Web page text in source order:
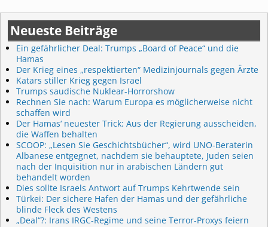
Neueste Beiträge
Ein gefährlicher Deal: Trumps „Board of Peace“ und die
Hamas
Der Krieg eines „respektierten“ Medizinjournals gegen Ärzte
Katars stiller Krieg gegen Israel
Trumps saudische Nuklear-Horrorshow
Rechnen Sie nach: Warum Europa es möglicherweise nicht
schaffen wird
Der Hamas‘ neuester Trick: Aus der Regierung ausscheiden,
die Waffen behalten
SCOOP: „Lesen Sie Geschichtsbücher“, wird UNO-Beraterin
Albanese entgegnet, nachdem sie behauptete, Juden seien
nach der Inquisition nur in arabischen Ländern gut
behandelt worden
Dies sollte Israels Antwort auf Trumps Kehrtwende sein
Türkei: Der sichere Hafen der Hamas und der gefährliche
blinde Fleck des Westens
„Deal“?: Irans IRGC-Regime und seine Terror-Proxys feiern